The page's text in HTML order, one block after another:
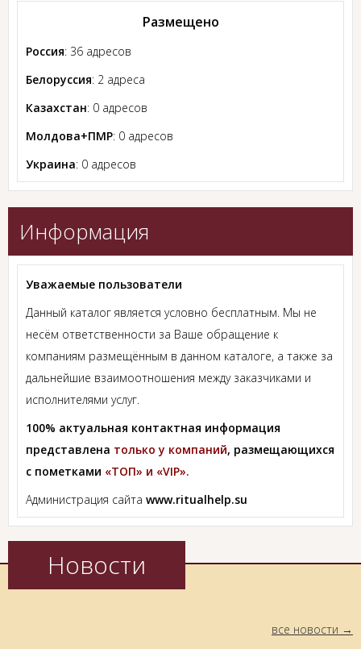
Размещено
Россия: 36 адресов
Белоруссия: 2 адреса
Казахстан: 0 адресов
Молдова+ПМР: 0 адресов
Украина: 0 адресов
Информация
Уважаемые пользователи
Данный каталог является условно бесплатным. Мы не
несём ответственности за Ваше обращение к
компаниям размещённым в данном каталоге, а также за
дальнейшие взаимоотношения между заказчиками и
исполнителями услуг.
100% актуальная контактная информация
представлена только у компаний, размещающихся
с пометками «ТОП» и «VIP».
Администрация сайта www.ritualhelp.su
Новости
все новости